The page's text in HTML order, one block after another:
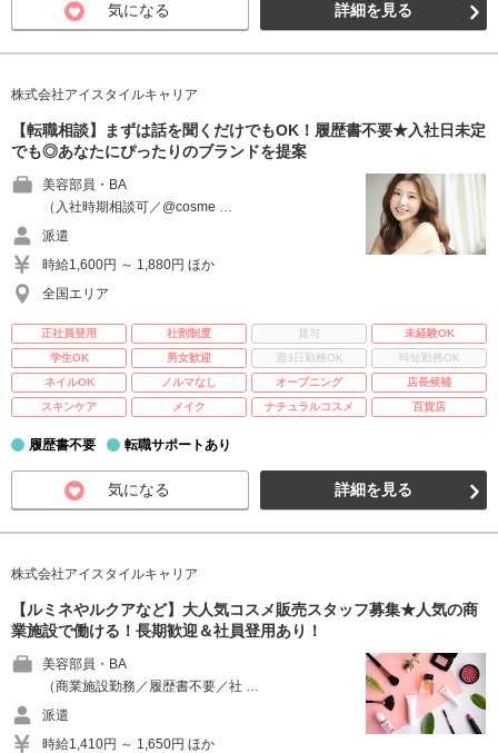
気になる 詳細を見る
株式会社アイスタイルキャリア
【転職相談】まずは話を聞くだけでもOK！履歴書不要★入社日未定
でも◎あなたにぴったりのブランドを提案
美容部員・BA
（入社時期相談可／@cosme …
派遣
時給1,600円 ～ 1,880円 ほか
全国エリア
正社員登用 社割制度 賞与
未経験OK
学生OK
男女歓迎 週3日勤務OK
時短勤務OK
ネイルOK
ノルマなし オープニング
店長候補
スキンケア
メイク ナチュラルコスメ 百貨店
履歴書不要 転職サポートあり
気になる 詳細を見る
株式会社アイスタイルキャリア
【ルミネやルクアなど】大人気コスメ販売スタッフ募集★人気の商
業施設で働ける！長期歓迎＆社員登用あり！
美容部員・BA
（商業施設勤務／履歴書不要／社 …
派遣
時給1,410円 ～ 1,650円 ほか